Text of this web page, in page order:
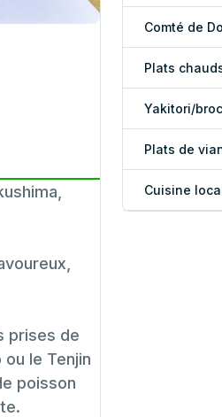
prises de
le Tenjin
poisson
Comté de
Plats
Yakitori/
Plats de
Cuisine